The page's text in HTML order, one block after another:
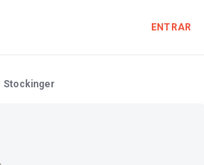
ENTRAR
Stockinger